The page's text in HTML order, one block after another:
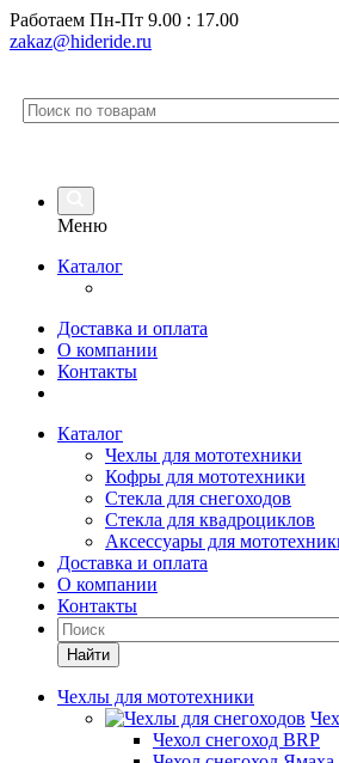
Работаем Пн-Пт 9.00 : 17.00
zakaz@hideride.ru
Меню
Каталог
Доставка и оплата
О компании
Контакты
Каталог
Чехлы для мототехники
Кофры для мототехники
Стекла для снегоходов
Стекла для квадроциклов
Аксессуары для
Доставка и оплата
О компании
Контакты
Найти
Чехлы для мототехники
Чехол снегоход BRP